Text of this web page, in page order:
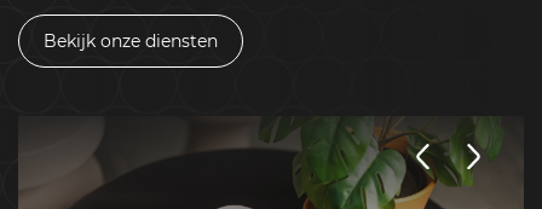
Bekijk onze diensten